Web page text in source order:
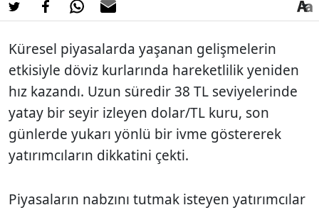
Küresel piyasalarda yaşanan gelişmelerin
etkisiyle döviz kurlarında hareketlilik yeniden
hız kazandı. Uzun süredir 38 TL seviyelerinde
yatay bir seyir izleyen dolar/TL kuru, son
günlerde yukarı yönlü bir ivme göstererek
yatırımcıların dikkatini çekti.
Piyasaların nabzını tutmak isteyen yatırımcılar